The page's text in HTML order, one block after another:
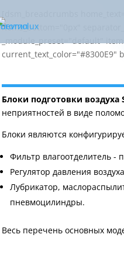
[dsm_breadcrumbs
items_bottom="0px"
_module_preset="default"
current_text_color="#8300E9"
Блоки подготовки воздуха
неприятностей в виде
Блоки являются
Фильтр влагоотделитель -
Регулятор давления
Лубрикатор,
пневмоцилиндры.
Весь перечень основных